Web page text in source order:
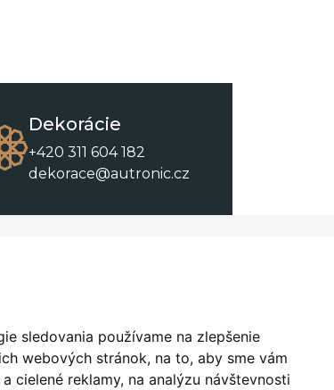
sledovania používame na zlepšenie
webových stránok, na to, aby sme vám
cielené reklamy, na analýzu návštevnosti
Dekorácie
+420 311 604 182
dekorace@autronic.cz